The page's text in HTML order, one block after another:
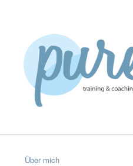
Über mich